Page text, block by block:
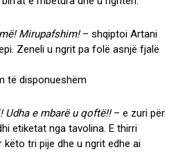
Mirupafshim!– shqiptoi Artani
Zeneli u ngrit pa folë asnjë fjalë
Udha e mbarë u qoftë!!– e zuri për
etiketat nga tavolina. E thirri
këto tri pije dhe u ngrit edhe ai